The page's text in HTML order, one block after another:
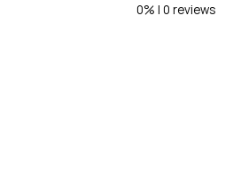
0% | 0 reviews